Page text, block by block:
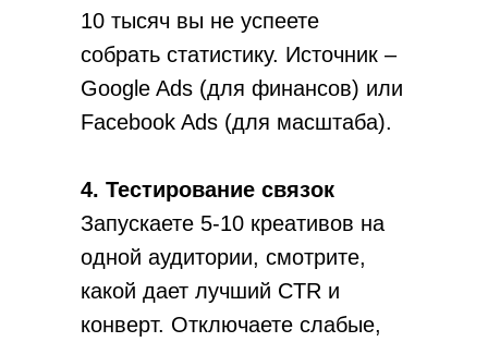
10 тысяч вы не успеете
собрать статистику. Источник –
Google Ads (для финансов) или
Facebook Ads (для масштаба).
4. Тестирование связок
Запускаете 5-10 креативов на
одной аудитории, смотрите,
какой дает лучший CTR и
конверт. Отключаете слабые,